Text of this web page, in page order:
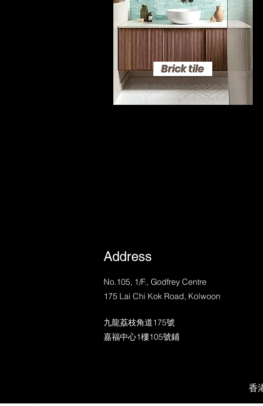
Brick tile
Address
No.105, 1/F., Godfrey Centre
175 Lai Chi Kok Road, Kolwoon
九龍荔枝角道175號
​嘉福中心1樓105號鋪
香